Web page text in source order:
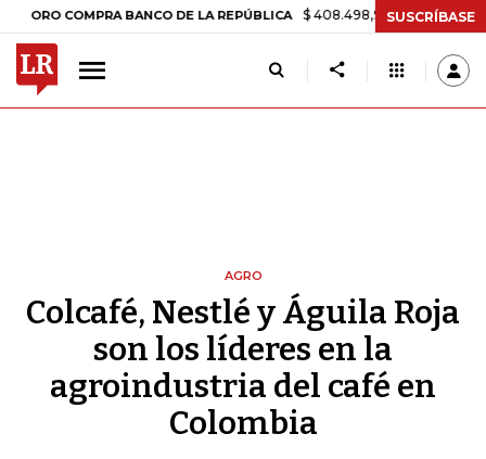
COMPRA BANCO DE LA REPÚBLICA $ 408.498,97 +$ 8.753,81 +2,19%
SUSCRÍBASE
AGRO
Colcafé, Nestlé y Águila Roja
son los líderes en la
agroindustria del café en
Colombia